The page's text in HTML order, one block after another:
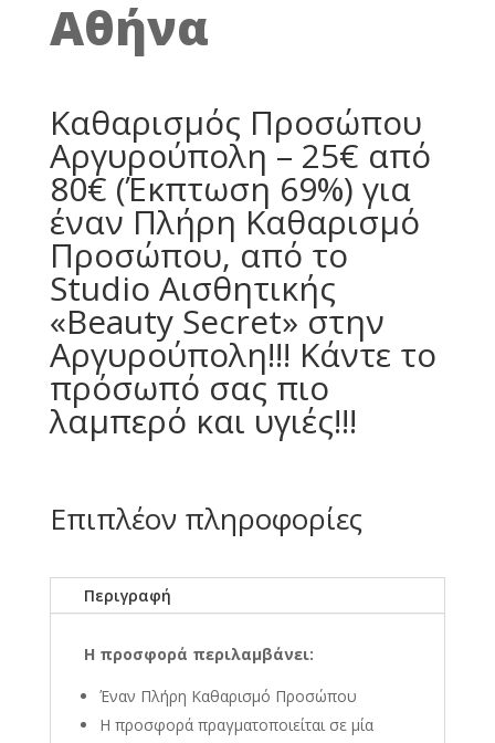
Αθήνα
Καθαρισμός Προσώπου
Αργυρούπολη – 25€ από
80€ (Έκπτωση 69%) για
έναν Πλήρη Καθαρισμό
Προσώπου, από το
Studio Αισθητικής
«Beauty Secret» στην
Αργυρούπολη!!! Κάντε το
πρόσωπό σας πιο
λαμπερό και υγιές!!!
Επιπλέον πληροφορίες
Περιγραφή
Η προσφορά περιλαμβάνει:
Έναν Πλήρη Καθαρισμό Προσώπου
Η προσφορά πραγματοποιείται σε μία